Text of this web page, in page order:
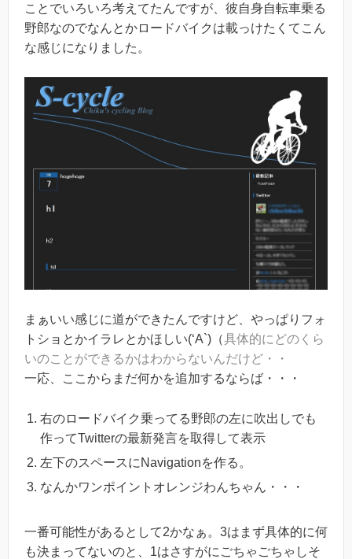
ことでいろいろ考えてたんですが、彼自身自転車乗る
野郎なのでなんとかロードバイクは載っけたくてこん
な感じになりました。
まぁいい感じに道ができたんですけど、やっぱりフォ
トショとかイラレとかほしい(‘A`)（具体的にどのくら
いのことができるかはわからないんだけど・・
一応、ここからまだ何かを追加するならば・・・
右のロードバイク乗ってる野郎の左に吹出しでも
作ってTwitterの最新発言を取得して表示
左下のスペースにNavigationを作る。
なんかワンポイントオレンジわんちゃん・・・
一番可能性があるとして2かなぁ。3はまず具体的に何
も決まってないのと、1はさすがにごちゃごちゃしそ